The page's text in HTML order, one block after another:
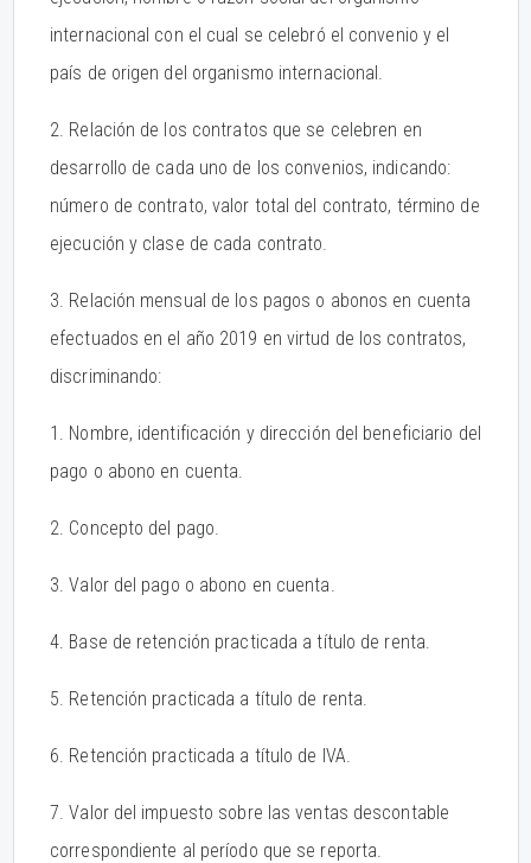
internacional con el cual se celebró el convenio y el
país de origen del organismo internacional.
2. Relación de los contratos que se celebren en
desarrollo de cada uno de los convenios, indicando:
número de contrato, valor total del contrato, término de
ejecución y clase de cada contrato.
3. Relación mensual de los pagos o abonos en cuenta
efectuados en el año 2019 en virtud de los contratos,
discriminando:
1. Nombre, identificación y dirección del beneficiario del
pago o abono en cuenta.
2. Concepto del pago.
3. Valor del pago o abono en cuenta.
4. Base de retención practicada a título de renta.
5. Retención practicada a título de renta.
6. Retención practicada a título de IVA.
7. Valor del impuesto sobre las ventas descontable
correspondiente al período que se reporta.